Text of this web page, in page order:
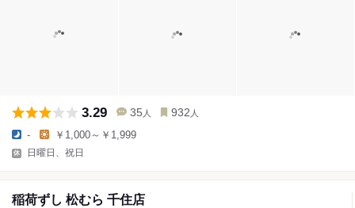
3.29 35 人 932 人
- ￥1,000～￥1,999
日曜日、祝日
稲荷ずし 松むら 千住店